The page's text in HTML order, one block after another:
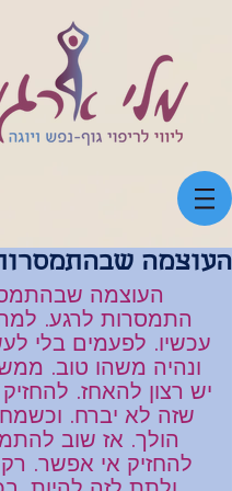
העוצמה
העוצמה
התמסרות לרגע.
עכשיו. לפעמים בלי
ונהיה משהו טוב.
יש רצון להאחז.
שזה לא יברח.
הולך. אז שוב
להחזיק אי אפשר.